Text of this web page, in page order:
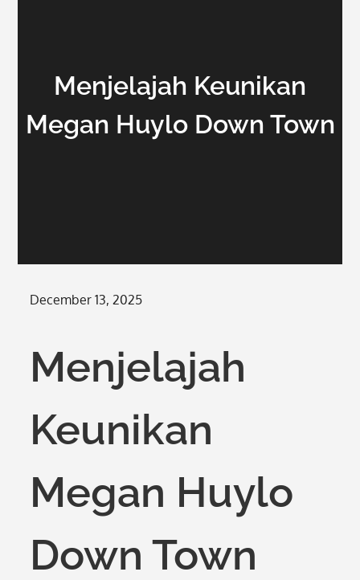
Menjelajah Keunikan
Megan Huylo Down Town
Posted
December 13, 2025
Menjelajah
Keunikan
Megan Huylo
Down Town